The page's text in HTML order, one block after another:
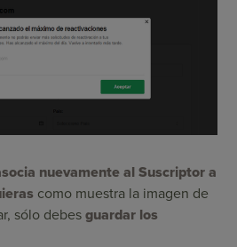
nuevamente al Suscriptor a
como muestra la imagen de
sólo debesguardar los